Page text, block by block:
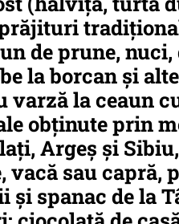
de prune,
la borcan și
varză la ceaun
obținute prin
Argeș și
vacă sau capră,
și spanac de la